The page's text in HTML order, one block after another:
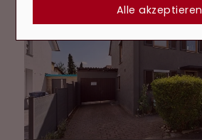
Alle akzeptieren